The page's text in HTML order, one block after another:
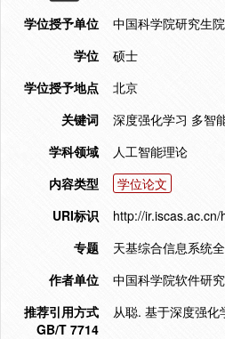
学位授予单位
中国科学院研究生院
学位
硕士
学位授予地点
北京
关键词
深度强化学习 多智
学科领域
人工智能理论
内容类型
学位论文
URI标识
http://
专题
天基综合信息系统
作者单位
中国科学院软件研
推荐引用方式
GB/T 7714
从聪. 基于深度强